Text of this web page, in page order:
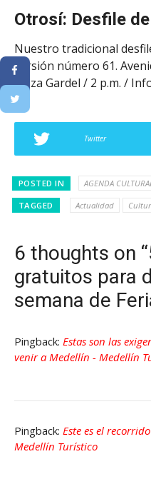
Otrosí: Desfile
Nuestro tradicional
versión número 61.
Plaza Gardel / 2 p.m. /
Twitter
POSTED IN AGENDA
TAGGED Actualidad
6 thoughts on
gratuitos para
semana de
Pingback: Estas son las
venir a Medellín - Medellín
Pingback: Este es el
Medellín Turístico